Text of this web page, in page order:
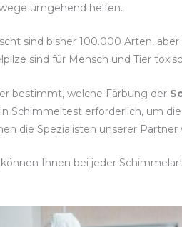
umgehend helfen.
sind bisher 100.000 Arten,
sind für Mensch und Tier
bestimmt, welche Färbung der
Schimmeltest erforderlich, um
die Spezialisten unserer Partner
Ihnen bei jeder